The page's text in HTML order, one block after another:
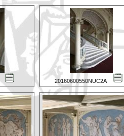
20160600550NUC2A